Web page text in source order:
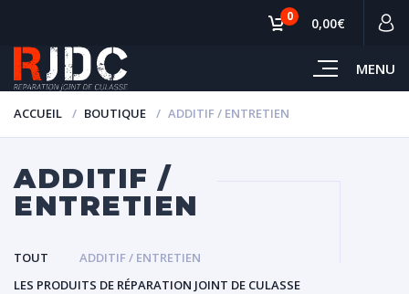
MENU
0 0,00€
ACCUEIL BOUTIQUE ADDITIF / ENTRETIEN
ADDITIF /
ENTRETIEN
TOUT
ADDITIF / ENTRETIEN
LES PRODUITS DE RÉPARATION JOINT DE CULASSE